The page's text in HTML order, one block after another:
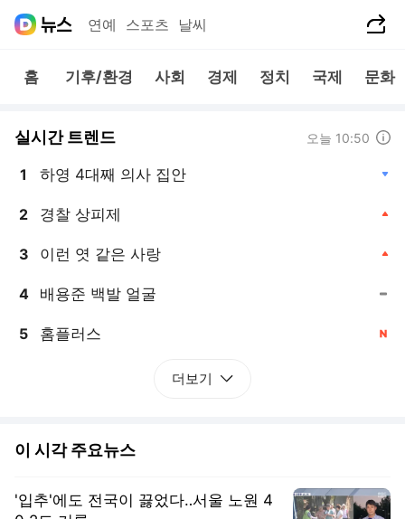
연예 스포츠 날씨
홈 기후/환경 사회 경제 정치 국제 문화
실시간 트렌드 오늘 10:50
1 하영 4대째 의사 집안
2 경찰 상피제
3 이런 엿 같은 사랑
4 배용준 백발 얼굴
5 홈플러스
더보기
이 시각 주요뉴스
'입추'에도 전국이 끓었다‥서울 노원 4